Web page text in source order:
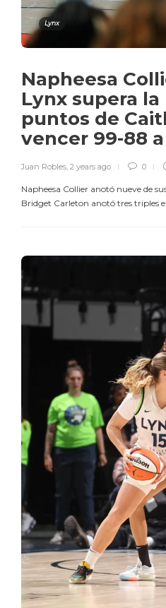
Lynx
Napheesa
Lynx supera
puntos de
vencer 99-88
Juan Robles, 2 years ago 0
Napheesa Collier anotó nueve de
Bridget Carleton anotó tres triples